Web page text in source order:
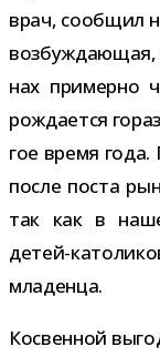
врач, сооб­щил
воз­буж­да­ю­щая,
нах при­мерно
рож­да­ется
гое время
после поста
так как в
детей-​
младенца.
Косвенной